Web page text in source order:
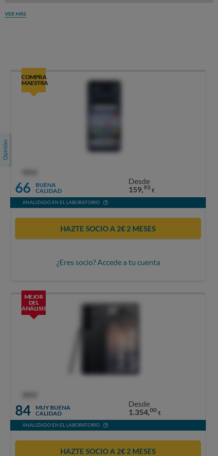
VER MÁS
COMPRA
MAESTRA
66
BUENA
CALIDAD
Desde
159,93 €
ANALIZADO EN EL LABORATORIO
HAZTE SOCIO A 2€ 2 MESES
¿Eres socio? Accede a tu cuenta
MEJOR
DEL
ANÁLISIS
84
MUY BUENA
CALIDAD
Desde
1.354,00 €
ANALIZADO EN EL LABORATORIO
HAZTE SOCIO A 2€ 2 MESES